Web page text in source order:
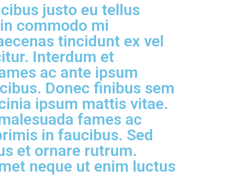
justo eu tellus
commodo mi
tincidunt ex vel
Interdum et
ac ante ipsum
Donec finibus sem
ipsum mattis vitae.
fames ac
in faucibus. Sed
et ornare rutrum.
neque ut enim luctus